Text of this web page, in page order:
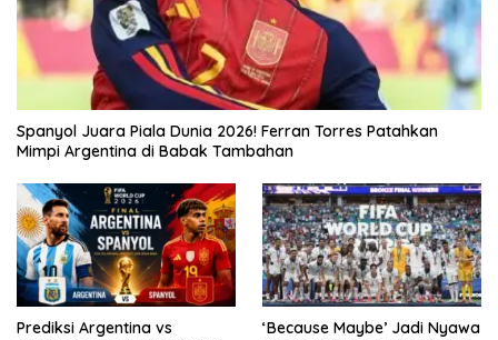
Spanyol Juara Piala Dunia 2026! Ferran Torres Patahkan
Mimpi Argentina di Babak Tambahan
Prediksi Argentina vs
‘Because Maybe’ Jadi Nyawa